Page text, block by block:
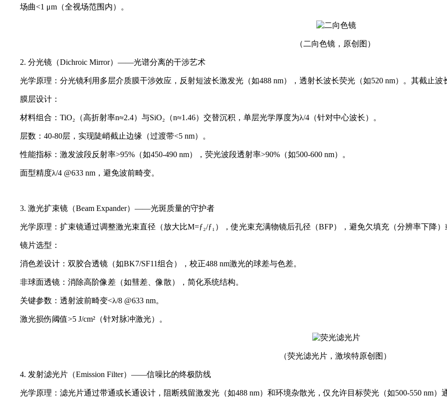
场曲<1 μm（全视场范围内）。
（二向色镜， 原创图 ）
2. 分光镜（Dichroic Mirror）——光谱分离的干涉艺术
光学原理：分光镜利用多层介质膜干涉效应，反射短波长激发光（如488 nm），透射长波长荧光（如520 nm）。其截止波
膜层设计：
材料组合：TiO₂（高折射率n≈2.4）与SiO₂（n≈1.46）交替沉积，单层光学厚度为λ/4（针对中心波长）。
层数：40-80层，实现陡峭截止边缘（过渡带<5 nm）。
性能指标：激发波段反射率>95%（如450-490 nm），荧光波段透射率>90%（如500-600 nm）。
面型精度λ/4 @633 nm，避免波前畸变。
3. 激光扩束镜（Beam Expander）——光斑质量的守护者
光学原理：扩束镜通过调整激光束直径（放大比M=ƒ₂/ƒ₁），使光束充满物镜后孔径（BFP），避免欠填充（分辨率下降
镜片选型：
消色差设计：双胶合透镜（如BK7/SF11组合），校正488 nm激光的球差与色差。
非球面透镜：消除高阶像差（如彗差、像散），简化系统结构。
关键参数：透射波前畸变<λ/8 @633 nm。
激光损伤阈值>5 J/cm²（针对脉冲激光）。
（荧光滤光片，激埃特原创图）
4. 发射滤光片（Emission Filter）——信噪比的终极防线
光学原理：滤光片通过带通或长通设计，阻断残留激发光（如488 nm）和环境杂散光，仅允许目标荧光（如500-550 nm）